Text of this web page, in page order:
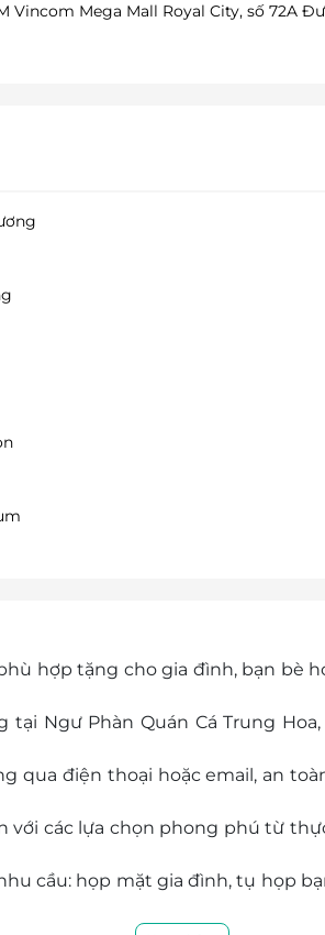
Vincom Mega Mall Royal City, số 72A
hợp tặng cho gia đình, bạn bè
tại Ngư Phàn Quán Cá Trung
qua điện thoại hoặc email, an
với các lựa chọn phong phú từ
cầu: họp mặt gia đình, tụ họp